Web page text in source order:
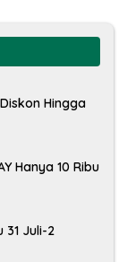
Hingga
Hanya 10 Ribu
31 Juli-2